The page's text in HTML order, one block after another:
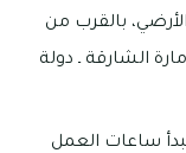
بالقرب من
المنطقة الصناعية 3 ـ إمارة الشارقة ـ دولة
ساعات العمل